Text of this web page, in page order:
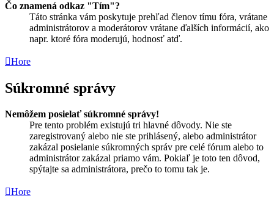
Čo znamená odkaz "Tím"?
Táto stránka vám poskytuje prehľad členov tímu fóra, vrátane
administrátorov a moderátorov vrátane ďalších informácií, ako
napr. ktoré fóra moderujú, hodnosť atď.
Hore
Súkromné správy
Nemôžem posielať súkromné správy!
Pre tento problém existujú tri hlavné dôvody. Nie ste
zaregistrovaný alebo nie ste prihlásený, alebo administrátor
zakázal posielanie súkromných správ pre celé fórum alebo to
administrátor zakázal priamo vám. Pokiaľ je toto ten dôvod,
spýtajte sa administrátora, prečo to tomu tak je.
Hore